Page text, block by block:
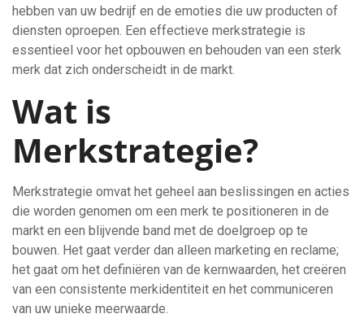
hebben van uw bedrijf en de emoties die uw producten of
diensten oproepen. Een effectieve merkstrategie is
essentieel voor het opbouwen en behouden van een sterk
merk dat zich onderscheidt in de markt.
Wat is
Merkstrategie?
Merkstrategie omvat het geheel aan beslissingen en acties
die worden genomen om een merk te positioneren in de
markt en een blijvende band met de doelgroep op te
bouwen. Het gaat verder dan alleen marketing en reclame;
het gaat om het definiëren van de kernwaarden, het creëren
van een consistente merkidentiteit en het communiceren
van uw unieke meerwaarde.